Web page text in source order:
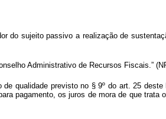
do sujeito passivo a realização de
Administrativo de Recursos Fiscais.”
qualidade previsto no § 9º do art. 25 deste
pagamento, os juros de mora de que trata